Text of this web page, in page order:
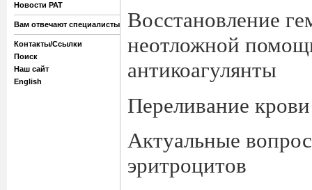
Новости РАТ
Вам отвечают специалисты
Контакты/Ссылки
Поиск
Наш сайт
English
Восстановление
неотложной
антикоагулянты
Переливание
Актуальные
эритроцитов